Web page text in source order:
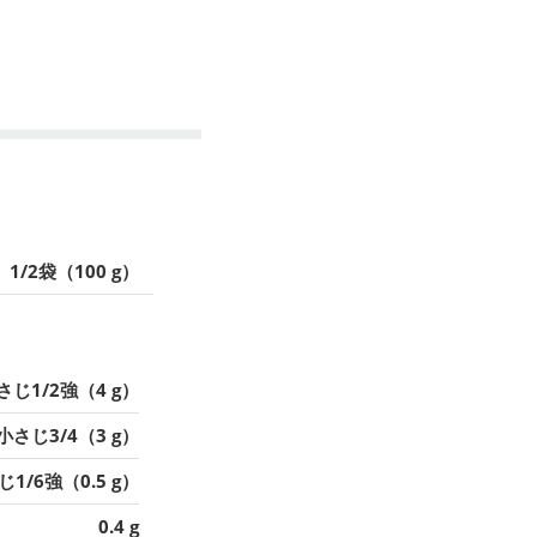
1/2袋（100 g）
じ1/2強（4 g）
さじ3/4（3 g）
1/6強（0.5 g）
0.4 g